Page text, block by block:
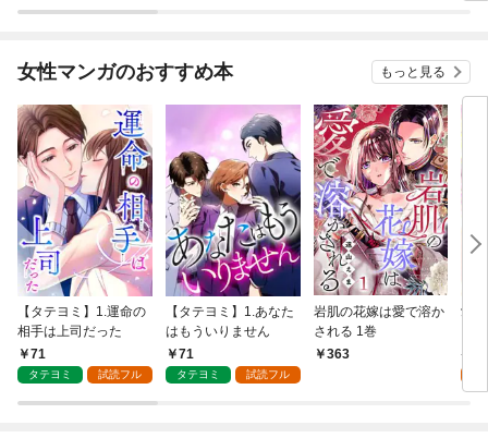
女性マンガのおすすめ本 もっと見る
【タテヨミ】1.運命の
相手は上司だった
71
タテヨミ 試読フル
【タテヨミ】1.あなた
はもういりません
71
タテヨミ 試読フル
岩肌の花嫁は愛で溶か
される 1巻
363
愛